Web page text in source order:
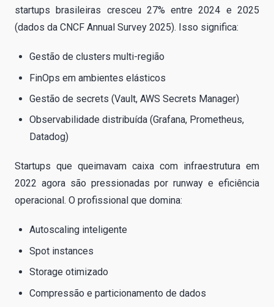
startups brasileiras cresceu 27% entre 2024 e 2025
(dados da CNCF Annual Survey 2025). Isso significa:
Gestão de clusters multi-região
FinOps em ambientes elásticos
Gestão de secrets (Vault, AWS Secrets Manager)
Observabilidade distribuída (Grafana, Prometheus,
Datadog)
Startups que queimavam caixa com infraestrutura em
2022 agora são pressionadas por runway e eficiência
operacional. O profissional que domina:
Autoscaling inteligente
Spot instances
Storage otimizado
Compressão e particionamento de dados